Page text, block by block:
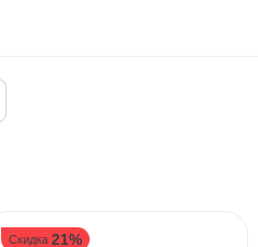
Скидка 21%